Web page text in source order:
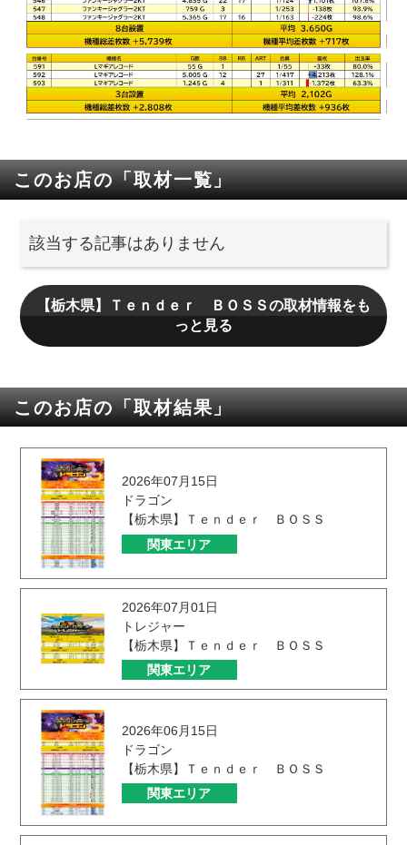
このお店の「取材一覧」
該当する記事はありません
【栃木県】Ｔｅｎｄｅｒ ＢＯＳＳの取材情報をも
っと見る
このお店の「取材結果」
2026年07月15日
ドラゴン
【栃木県】Ｔｅｎｄｅｒ ＢＯＳＳ
関東エリア
2026年07月01日
トレジャー
【栃木県】Ｔｅｎｄｅｒ ＢＯＳＳ
関東エリア
2026年06月15日
ドラゴン
【栃木県】Ｔｅｎｄｅｒ ＢＯＳＳ
関東エリア